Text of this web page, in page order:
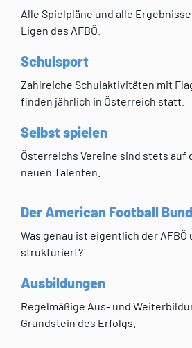
Alle Spielpläne und alle
Ligen des AFBÖ.
Schulsport
Zahlreiche Schulaktivitäten mit
finden jährlich in Österreich statt.
Selbst spielen
Österreichs Vereine sind stets auf
neuen Talenten.
Der American Football
Was genau ist eigentlich der AFBÖ
strukturiert?
Ausbildungen
Regelmäßige Aus- und
Grundstein des Erfolgs.